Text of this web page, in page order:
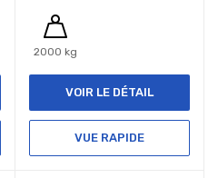
2000 kg
VOIR LE DÉTAIL
VUE RAPIDE